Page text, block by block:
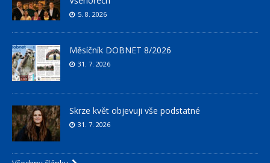
5. 8. 2026
Měsíčník DOBNET 8/2026
31. 7. 2026
Skrze květ objevuji vše podstatné
31. 7. 2026